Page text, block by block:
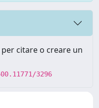
citare o creare un
3296